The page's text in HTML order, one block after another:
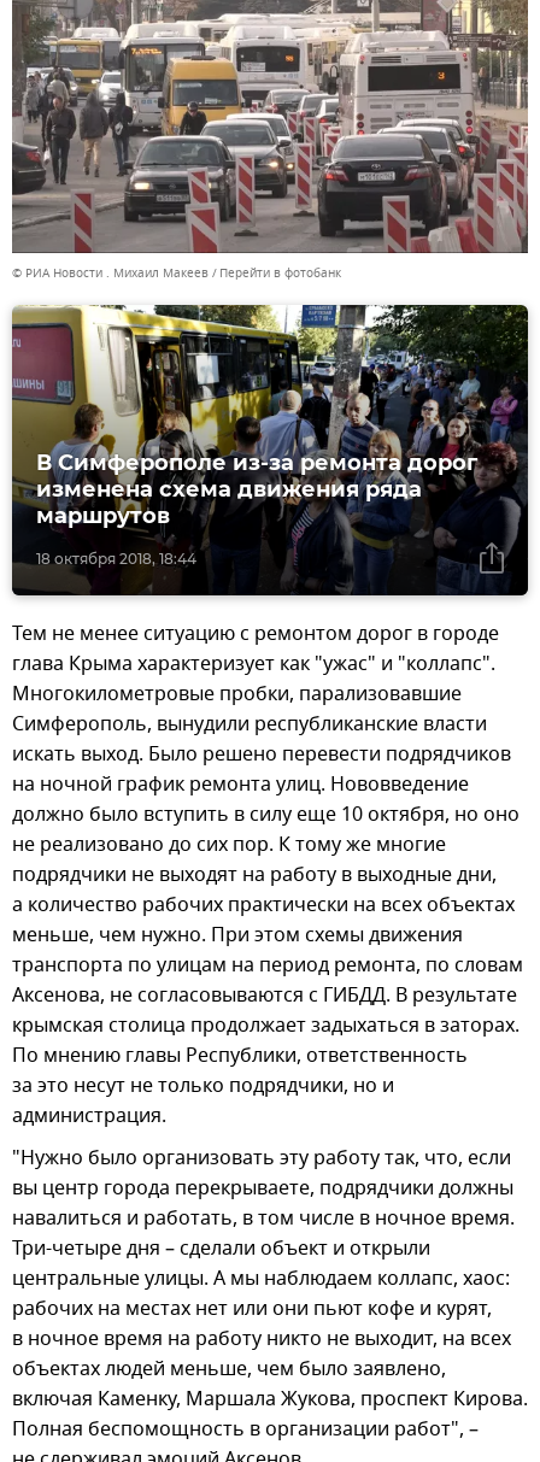
© РИА Новости . Михаил Макеев Перейти в фотобанк
18 октября 2018, 18:44
В Симферополе из-за ремонта дорог
изменена схема движения ряда
маршрутов
Тем не менее ситуацию с ремонтом дорог в городе
глава Крыма характеризует как "ужас" и "коллапс".
Многокилометровые пробки, парализовавшие
Симферополь, вынудили республиканские власти
искать выход. Было решено перевести подрядчиков
на ночной график ремонта улиц. Нововведение
должно было вступить в силу еще 10 октября, но оно
не реализовано до сих пор. К тому же многие
подрядчики не выходят на работу в выходные дни,
а количество рабочих практически на всех объектах
меньше, чем нужно. При этом схемы движения
транспорта по улицам на период ремонта, по словам
Аксенова, не согласовываются с ГИБДД. В результате
крымская столица продолжает задыхаться в заторах.
По мнению главы Республики, ответственность
за это несут не только подрядчики, но и
администрация.
"Нужно было организовать эту работу так, что, если
вы центр города перекрываете, подрядчики должны
навалиться и работать, в том числе в ночное время.
Три-четыре дня – сделали объект и открыли
центральные улицы. А мы наблюдаем коллапс, хаос:
рабочих на местах нет или они пьют кофе и курят,
в ночное время на работу никто не выходит, на всех
объектах людей меньше, чем было заявлено,
включая Каменку, Маршала Жукова, проспект Кирова.
Полная беспомощность в организации работ", –